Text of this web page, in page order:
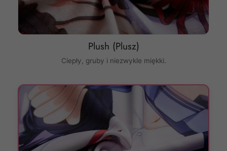
Plush (Plusz)
Ciepły, gruby i niezwykle miękki.